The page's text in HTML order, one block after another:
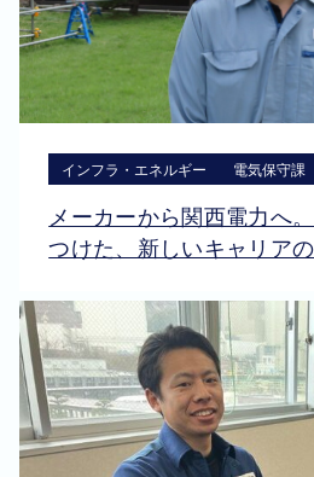
インフラ・エネルギー 電気保守課
メーカーから関西電力へ
つけた、新しいキャリア